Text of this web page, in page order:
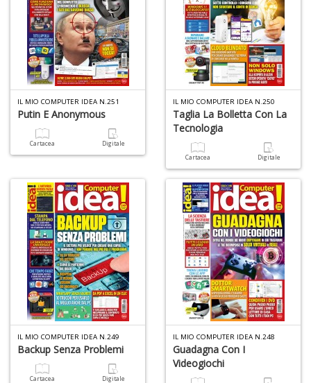
IL MIO COMPUTER IDEA N.251
Putin E Anonymous
Cartacea Digitale
IL MIO COMPUTER IDEA N.250
Taglia La Bolletta Con La
Tecnologia
Cartacea Digitale
IL MIO COMPUTER IDEA N.249
Backup Senza Problemi
Cartacea Digitale
IL MIO COMPUTER IDEA N.248
Guadagna Con I
Videogiochi